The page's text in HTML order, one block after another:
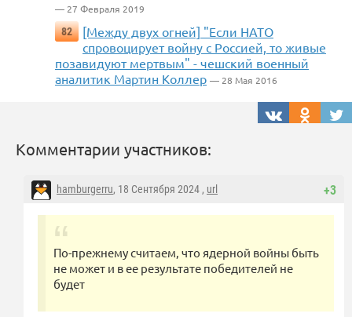
— 27 Февраля 2019
82
[Между двух огней] "Если НАТО
спровоцирует войну с Россией, то живые
позавидуют мертвым" - чешский военный
аналитик Мартин Коллер — 28 Мая 2016
Комментарии участников:
+3
hamburgerru, 18 Сентября 2024 , url
По-прежнему считаем, что ядерной войны быть
не может и в ее результате победителей не
будет